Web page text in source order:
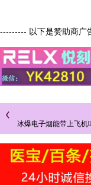
--------- 以下是赞助商广
冰爆电子烟能带上飞机
年国内登